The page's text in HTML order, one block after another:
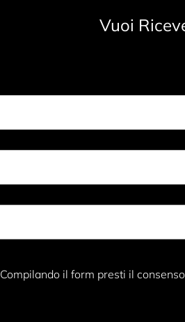
Vuoi
Compilando il form presti il